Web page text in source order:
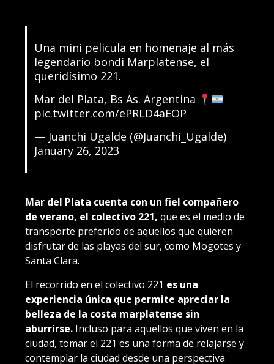
Una mini pelicula en homenaje al más
legendario bondi Marplatense, el
queridísimo 221.
Mar del Plata, Bs As. Argentina
pic.twitter.com/ePRLD4aEOP
— Juanchi Ugalde (@Juanchi_Ugalde)
January 26, 2023
Mar del Plata cuenta con un fiel compañero
de verano, el colectivo 221, que es el medio de
transporte preferido de aquellos que quieren
disfrutar de las playas del sur, como Mogotes y
Santa Clara.
El recorrido en el colectivo 221 es una
experiencia única que permite apreciar la
belleza de la costa marplatense sin
aburrirse. Incluso para aquellos que viven en la
ciudad, tomar el 221 es una forma de relajarse y
contemplar la ciudad desde una perspectiva